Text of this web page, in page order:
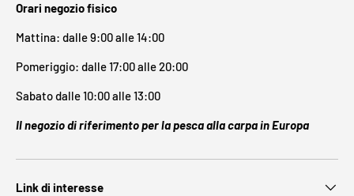
Orari negozio fisico
Mattina: dalle 9:00 alle 14:00
Pomeriggio: dalle 17:00 alle 20:00
Sabato dalle 10:00 alle 13:00
Il negozio di riferimento per la pesca alla carpa in Europa
Link di interesse